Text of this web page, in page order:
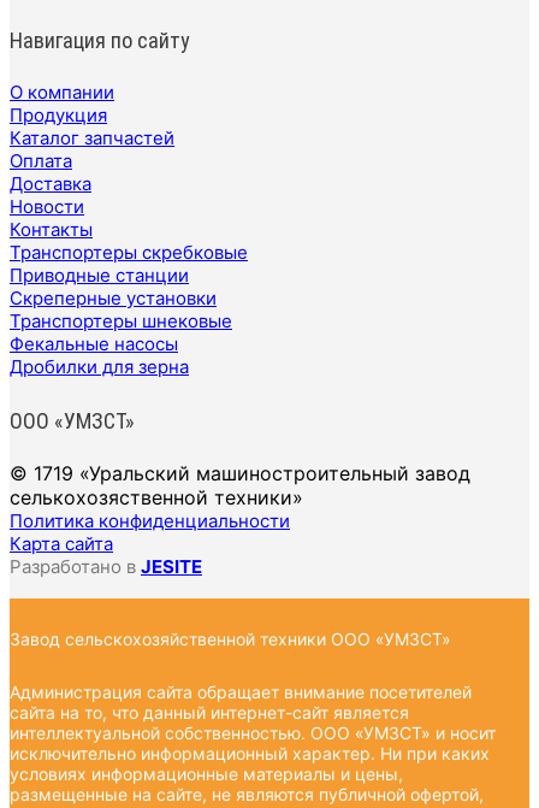
Навигация по сайту
О компании
Продукция
Каталог запчастей
Оплата
Доставка
Новости
Контакты
Транспортеры скребковые
Приводные станции
Скреперные установки
Транспортеры шнековые
Фекальные насосы
Дробилки для зерна
ООО «УМЗСТ»
© 1719 «Уральский машиностроительный завод
селькохозяственной техники»
Политика конфиденциальности
Карта сайта
Разработано в JESITE
Завод сельскохозяйственной техники ООО «УМЗСТ»
Администрация сайта обращает внимание посетителей
сайта на то, что данный интернет-сайт является
интеллектуальной собственностью. ООО «УМЗСТ» и носит
исключительно информационный характер. Ни при каких
условиях информационные материалы и цены,
размещенные на сайте, не являются публичной офертой,